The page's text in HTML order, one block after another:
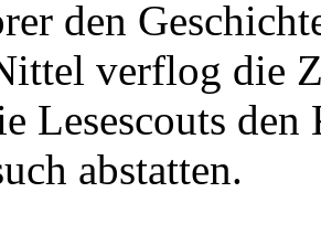
den
verflog die
Lesescouts
abstatten.